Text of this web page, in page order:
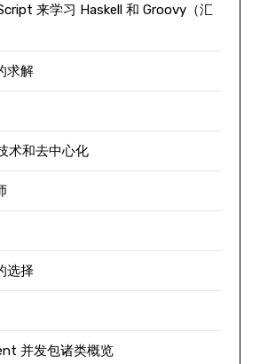
来学习 Haskell 和 Groovy（汇
求解
术和去中心化
选择
并发包诸类概览